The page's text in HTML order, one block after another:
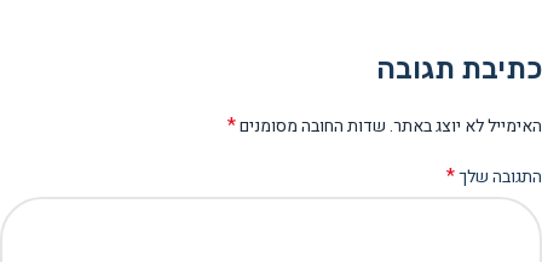
כתיבת תגובה
האימייל לא יוצג באתר.שדות החובה מסומנים*
התגובה שלך*